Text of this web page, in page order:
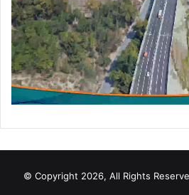
© Copyright 2026, All Rights